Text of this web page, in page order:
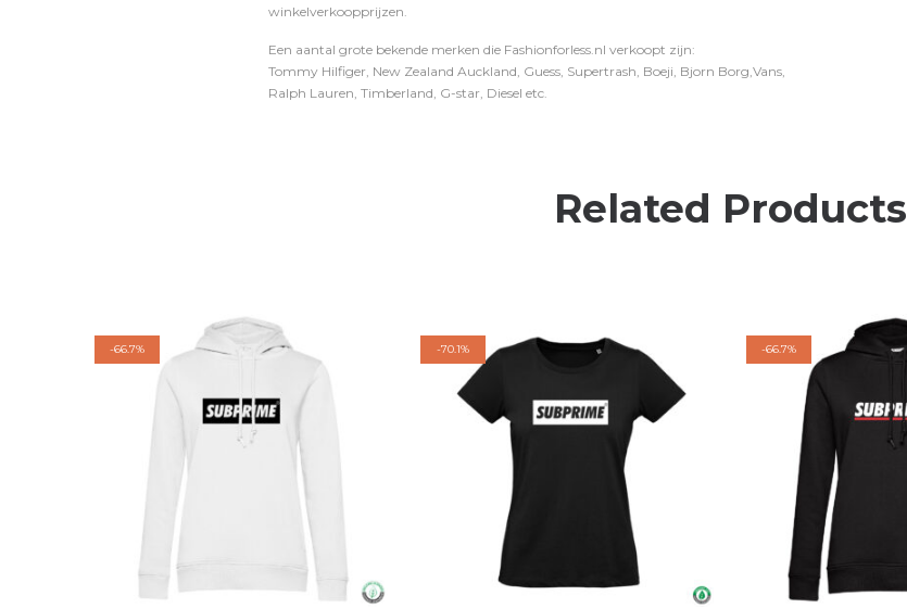
winkelverkoopprijzen.
Een aantal grote bekende merken die Fashionforless.nl verkoopt zijn:
Tommy Hilfiger, New Zealand Auckland, Guess, Supertrash, Boeji, Bjorn Borg,Vans,
Ralph Lauren, Timberland, G-star, Diesel etc.
Related Products
-66.7% -70.1% -66.7%